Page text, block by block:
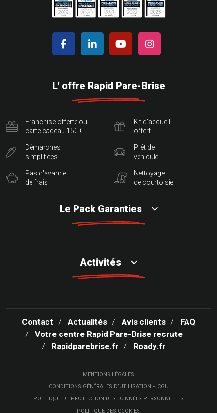
L' offre Rapid Pare-Brise
Franchise offerte ou
carte cadeau 150 €
Démarches
simplifiées
Pas d'avance
de frais
Kit d'accueil
offert
Prêt de
véhicule
Nettoyage
de courtoisie
Le Pack Garanties
Activités
Contact Actualités Avis clients
FAQ
Votre centre Rapid Pare-Brise recrute
Rapidparebrise.fr
Roady.fr
MENTIONS LÉGALES
CONDITIONS GÉNÉRALES D’UTILISATION – CGU
POLITIQUE DE PROTECTION DES DONNÉES PERSONNELLES
POLITIQUE DES COOKIES